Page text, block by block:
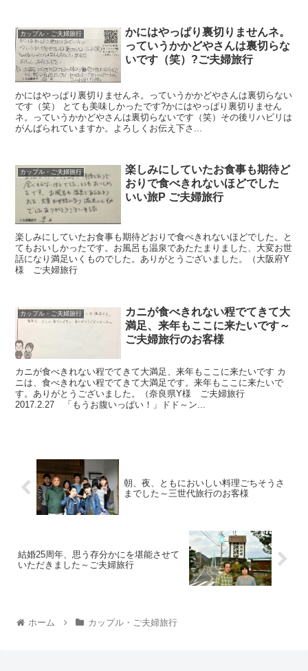
カップル・ご夫婦旅行
かにはやっぱり裏切りませんネ。
っていうかかどやさんは裏切らな
いです（笑）?ご夫婦旅行
かにはやっぱり裏切りませんネ。っていうかかどやさんは裏切らない
です（笑） とても美味しかったです?かにはやっぱり裏切りません
ネ。っていうかかどやさんは裏切らないです（笑）その後リハビリは
がんばられていますか。よろしくお伝え下さ...
カップル・ご夫婦旅行
楽しみにしていたお食事も期待ど
おりで食べきれないほどでした
いい旅P ご夫婦旅行
楽しみにしていたお食事も期待どおりで食べきれないほどでした。と
てもおいしかったです。お風呂も温泉であたたまりました、大変お世
話になり満足いくものでした。ありがとうございました。（大阪府Y
様 ご夫婦旅行
カップル・ご夫婦旅行
カニが食べきれない程でてきて大
満足、来年もここに来たいです～
ご夫婦旅行のお客様
カニが食べきれない程でてきて大満足、来年もここに来たいです カ
ニは、食べきれない程でてきて大満足です。来年もここに来たいで
す。ありがとうございました。（奈良県Y様 ご夫婦旅行
2017.2.27 「もうお腹いっぱい！」ドド～ン...
朝、夜、ともにおいしい料理ごちそうさ
までした～三世代旅行のお客様
結婚25周年、思う存分かにを堪能させて
いただきました～ご夫婦旅行
ホーム カップル・ご夫婦旅行